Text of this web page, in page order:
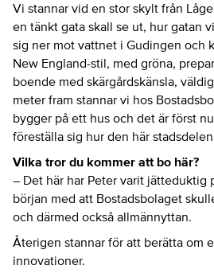
Vi stannar vid en stor skylt från
en tänkt gata skall se ut, hur gatan
sig ner mot vattnet i Gudingen och
New England-stil, med gröna,
boende med skärgårdskänsla,
meter fram stannar vi hos
bygger på ett hus och det är först
föreställa sig hur den här
Vilka tror du kommer att bo här?
– Det här har Peter varit jätteduktig
början med att Bostadsbolaget
och därmed också allmännyttan.
Återigen stannar för att berätta om
innovationer.